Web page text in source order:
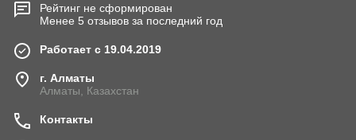
Рейтинг не сформирован
Менее 5 отзывов за последний год
Работает с 19.04.2019
г. Алматы
Алматы, Казахстан
Контакты